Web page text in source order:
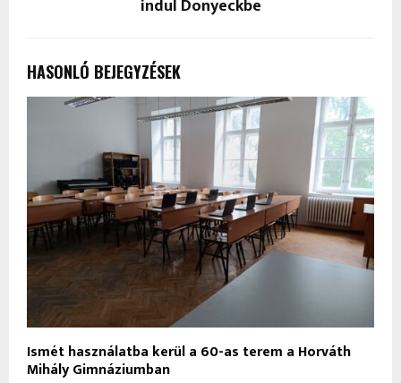
indul Donyeckbe
HASONLÓ BEJEGYZÉSEK
Ismét használatba kerül a 60-as terem a Horváth
Mihály Gimnáziumban